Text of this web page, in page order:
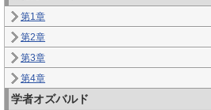
第1章
第2章
第3章
第4章
学者オズバルド